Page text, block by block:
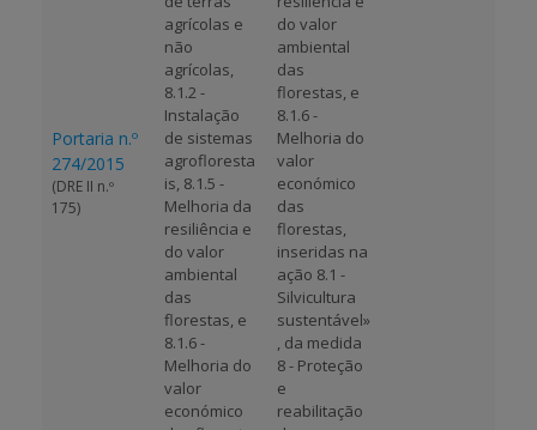
Portaria n.º
274/2015
(DRE II n.º
175)
agrícolas e
não
agrícolas,
8.1.2 -
Instalação
de sistemas
agrofloresta
is, 8.1.5 -
Melhoria da
resiliência e
do valor
ambiental
das
florestas, e
8.1.6 -
Melhoria do
valor
económico
do valor
ambiental
das
florestas, e
8.1.6 -
Melhoria do
valor
económico
das
florestas,
inseridas na
ação 8.1 -
Silvicultura
sustentável»
, da medida
8 - Proteção
e
reabilitação